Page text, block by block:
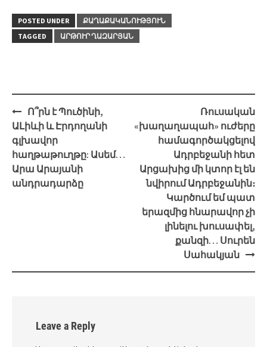
POSTED UNDER
ՔԱՂԱՔԱԿԱՆՈՒԹՅՈՒՆ
TAGGED
ԱՐԹՈՒՐ ՂԱԶԱՐՅԱՆ
Post
navigation
Ո՞րն է Պուծինի,
ԱԼիևի և Էրդողանի
գլխավոր
հաղթաթուղթը: Ասեմ…
Արա Արայանի
անդրադարձը
Ռուսական
«խաղաղապահ» ուժերը
համագործակցելով
Ադրբեջանի հետ
Արցախից մի կտոր էլ են
նվիրում Ադրբեջանին։
Կարծում եմ պատ
երազմից հնարավոր չի
լինելու խուսափել,
քանզի… Սուրեն
Սահակյան
Leave a Reply